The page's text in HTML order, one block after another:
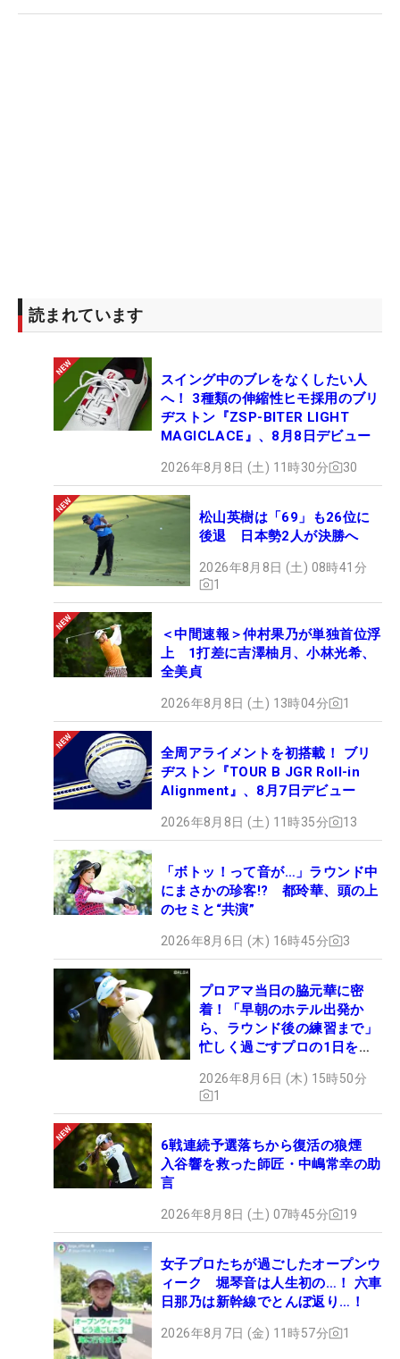
読まれています
スイング中のブレをなくしたい人
へ！ 3種類の伸縮性ヒモ採用のブリ
ヂストン『ZSP-BITER LIGHT
MAGICLACE』、8月8日デビュー
2026年8月8日 (土) 11時30分 30
松山英樹は「69」も26位に
後退 日本勢2人が決勝へ
2026年8月8日 (土) 08時41分
1
＜中間速報＞仲村果乃が単独首位浮
上 1打差に吉澤柚月、小林光希、
全美貞
2026年8月8日 (土) 13時04分 1
全周アライメントを初搭載！ ブリ
ヂストン『TOUR B JGR Roll-in
Alignment』、8月7日デビュー
2026年8月8日 (土) 11時35分 13
「ボトッ！って音が…」ラウンド中
にまさかの珍客!? 都玲華、頭の上
のセミと“共演”
2026年8月6日 (木) 16時45分 3
プロアマ当日の脇元華に密
着！「早朝のホテル出発か
ら、ラウンド後の練習まで」
忙しく過ごすプロの1日を公
2026年8月6日 (木) 15時50分
1
6戦連続予選落ちから復活の狼煙
入谷響を救った師匠・中嶋常幸の助
言
2026年8月8日 (土) 07時45分 19
女子プロたちが過ごしたオープンウ
ィーク 堀琴音は人生初の…！ 六車
日那乃は新幹線でとんぼ返り…！
2026年8月7日 (金) 11時57分 1